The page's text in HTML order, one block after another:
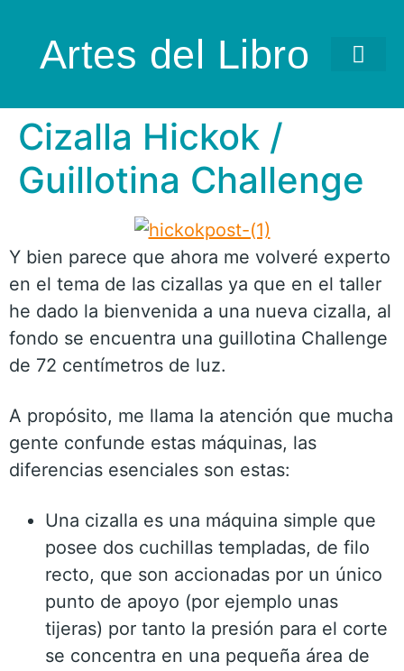
Artes del Libro
Cizalla Hickok /
Guillotina Challenge
Y bien parece que ahora me volveré experto
en el tema de las cizallas ya que en el taller
he dado la bienvenida a una nueva cizalla, al
fondo se encuentra una guillotina Challenge
de 72 centímetros de luz.
A propósito, me llama la atención que mucha
gente confunde estas máquinas, las
diferencias esenciales son estas:
Una cizalla es una máquina simple que
posee dos cuchillas templadas, de filo
recto, que son accionadas por un único
punto de apoyo (por ejemplo unas
tijeras) por tanto la presión para el corte
se concentra en una pequeña área de